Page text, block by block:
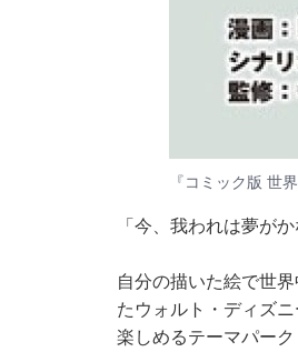
『コミック版 世
「今、我われは夢が
自分の描いた絵で世
たウォルト・ディズ
楽しめるテーマパー